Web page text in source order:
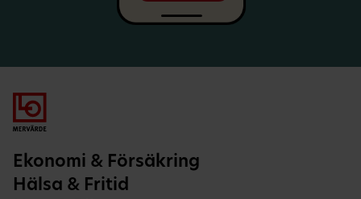
Ekonomi & Försäkring
Hälsa & Fritid